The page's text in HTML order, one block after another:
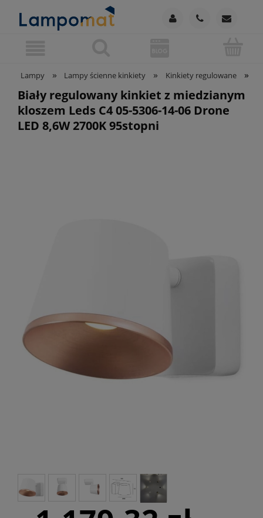
Lampy » Lampy ścienne kinkiety » Kinkiety regulowane »
Biały regulowany kinkiet z miedzianym
kloszem Leds C4 05-5306-14-06 Drone
LED 8,6W 2700K 95stopni